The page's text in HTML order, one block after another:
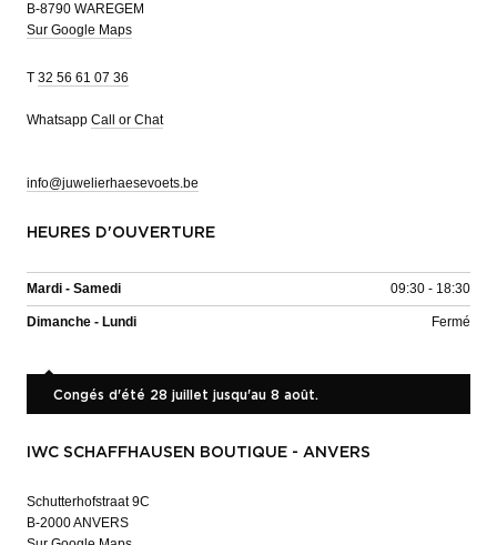
B-8790 WAREGEM
Sur Google Maps
T 32 56 61 07 36
Whatsapp Call or Chat
info@juwelierhaesevoets.be
HEURES D'OUVERTURE
Mardi - Samedi 09:30 - 18:30
Dimanche - Lundi Fermé
Congés d'été 28 juillet jusqu'au 8 août.
IWC SCHAFFHAUSEN BOUTIQUE - ANVERS
Schutterhofstraat 9C
B-2000 ANVERS